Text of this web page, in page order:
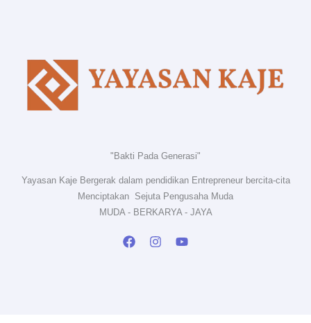
"Bakti Pada Generasi"
Yayasan Kaje Bergerak dalam pendidikan Entrepreneur bercita-cita
Menciptakan Sejuta Pengusaha Muda
MUDA - BERKARYA - JAYA